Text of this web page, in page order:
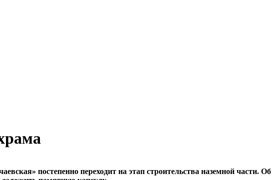
постепенно переходит на этап строительства наземной части. Об